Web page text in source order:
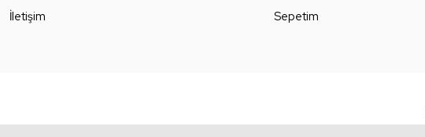
İletişim
Sepetim